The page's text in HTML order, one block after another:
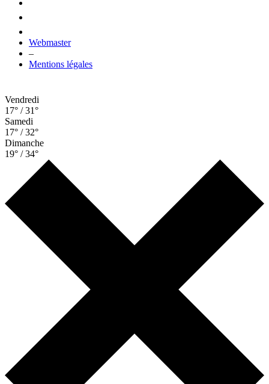
Webmaster
–
Mentions légales
Vendredi
17° / 31°
Samedi
17° / 32°
Dimanche
19° / 34°